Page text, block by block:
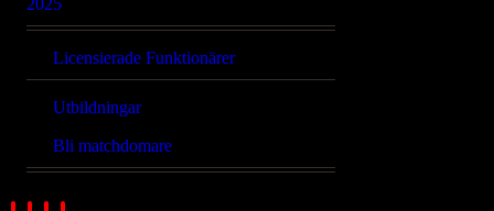
2025
Licensierade Funktionärer
Utbildningar
Bli matchdomare